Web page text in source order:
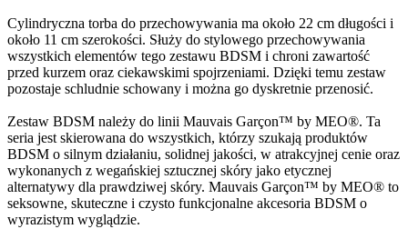
Cylindryczna torba do przechowywania ma około 22 cm długości i
około 11 cm szerokości. Służy do stylowego przechowywania
wszystkich elementów tego zestawu BDSM i chroni zawartość
przed kurzem oraz ciekawskimi spojrzeniami. Dzięki temu zestaw
pozostaje schludnie schowany i można go dyskretnie przenosić.
Zestaw BDSM należy do linii Mauvais Garçon™ by MEO®. Ta
seria jest skierowana do wszystkich, którzy szukają produktów
BDSM o silnym działaniu, solidnej jakości, w atrakcyjnej cenie oraz
wykonanych z wegańskiej sztucznej skóry jako etycznej
alternatywy dla prawdziwej skóry. Mauvais Garçon™ by MEO® to
seksowne, skuteczne i czysto funkcjonalne akcesoria BDSM o
wyrazistym wyglądzie.